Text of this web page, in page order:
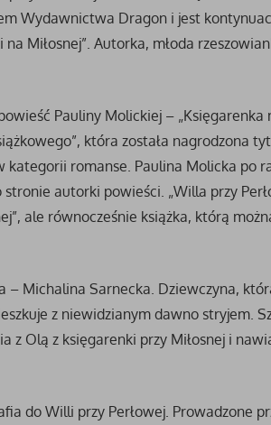
Wydawnictwa Dragon i jest
Miłosnej”. Autorka, młoda
Pauliny Molickiej – „Księgarenka
która została nagrodzona
kategorii romanse. Paulina Molicka po
autorki powieści. „Willa przy
ale równocześnie książka, którą
– Michalina Sarnecka. Dziewczyna,
z niewidzianym dawno stryjem.
z Olą z księgarenki przy Miłosnej i
do Willi przy Perłowej. Prowadzone